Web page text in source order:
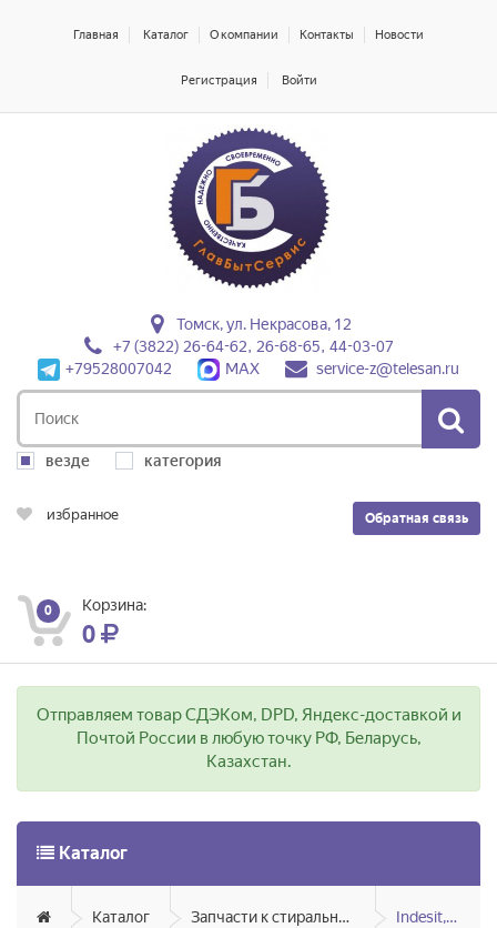
Главная Каталог О компании Контакты Новости
Регистрация Войти
Томск, ул. Некрасова, 12
+7 (3822) 26-64-62, 26-68-65, 44-03-07
+79528007042
MAX service-z@telesan.ru
везде категория
Обратная связь
избранное
0 Корзина:
0
Отправляем товар СДЭКом, DPD, Яндекс-доставкой и
Почтой России в любую точку РФ, Беларусь,
Казахстан.
Каталог
Каталог Запчасти к стиральным и посудомоечным машинам Indesit, Ariston, Hotpoint